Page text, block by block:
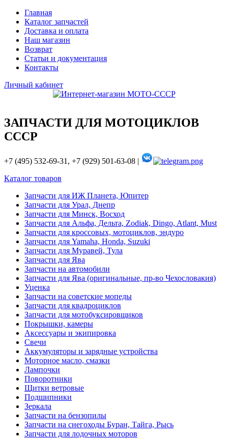
Главная
Каталог запчастей
Доставка и оплата
Наш магазин
Возврат
Статьи и документация
Контакты
Личный кабинет
ЗАПЧАСТИ ДЛЯ МОТОЦИКЛОВ
СССР
+7 (495) 532-69-31, +7 (929) 501-63-08 |
Каталог товаров
Запчасти для ИЖ Планета, Юпитер
Запчасти для Урал, Днепр
Запчасти для Минск, Восход
Запчасти для Альфа, Дельта, Zodiak, Dingo, Atlant, Must
Запчасти для кроссовых, мотоциклов, эндуро
Запчасти для Yamaha, Honda, Suzuki
Запчасти для Муравей, Тула
Запчасти для Ява
Запчасти на автомобили
Запчасти для Ява (оригинальные, пр-во Чехословакия)
Уценка
Запчасти на советские мопеды
Запчасти для квадроциклов
Запчасти для мотобуксировщиков
Покрышки, камеры
Аксессуары и экипировка
Свечи
Аккумуляторы и зарядные устройства
Моторное масло, смазки
Лампочки
Поворотники
Щитки ветровые
Подшипники
Зеркала
Запчасти на бензопилы
Запчасти на снегоходы Буран, Тайга, Рысь
Запчасти для лодочных моторов